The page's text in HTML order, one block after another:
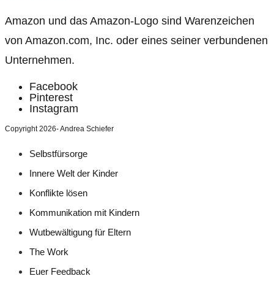
Amazon und das Amazon-Logo sind Warenzeichen
von Amazon.com, Inc. oder eines seiner verbundenen
Unternehmen.
Facebook
Pinterest
Instagram
Copyright 2026- Andrea Schiefer
Selbstfürsorge
Innere Welt der Kinder
Konflikte lösen
Kommunikation mit Kindern
Wutbewältigung für Eltern
The Work
Euer Feedback